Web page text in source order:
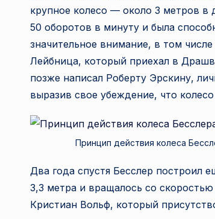
крупное колесо — около 3 метров в
50 оборотов в минуту и была
значительное внимание, в том
Лейбница, который приехал в
позже написал Роберту Эрскину,
выразив свое убеждение, что
Принцип действия колеса
Два года спустя Бесслер построил
3,3 метра и вращалось со
Кристиан Вольф, который